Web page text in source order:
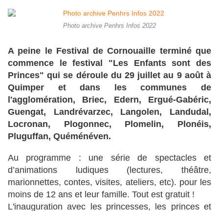
Photo archive Penhrs Infos 2022
A peine le Festival de Cornouaille terminé que
commence le festival "Les Enfants sont des
Princes" qui se déroule du 29 juillet au 9 août à
Quimper et dans les communes de
l'agglomération, Briec, Edern, Ergué-Gabéric,
Guengat, Landrévarzec, Langolen, Landudal,
Locronan, Plogonnec, Plomelin, Plonéis,
Pluguffan, Quéménéven.
Au programme : une série de spectacles et
d’animations ludiques (lectures, théâtre,
marionnettes, contes, visites, ateliers, etc). pour les
moins de 12 ans et leur famille. Tout est gratuit !
L'inauguration avec les princesses, les princes et